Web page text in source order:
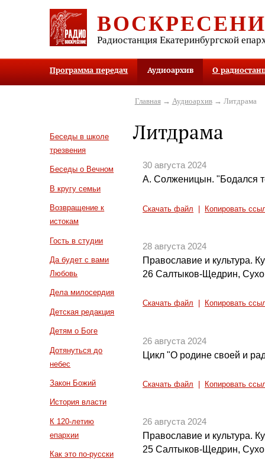
Радиостанция Екатеринбургской
Программа передач Аудиоархив О
Беседы в школе
трезвения
Беседы о Вечном
В кругу семьи
Возвращение к
истокам
Гость в студии
Да будет с вами
Любовь
Дела милосердия
Детская редакция
Детям о Боге
Дотянуться до
небес
Закон Божий
История власти
К 120-летию
епархии
Как это по-русски
Главная→ Аудиоархив→ Литдрама
Литдрама
30 августа 2024
А. Солженицын. "Бодался
Скачать файл Копировать
28 августа 2024
Православие и культура.
26 Салтыков-Щедрин,
Скачать файл Копировать
26 августа 2024
Цикл "О родине своей и
Скачать файл Копировать
26 августа 2024
Православие и культура.
25 Салтыков-Щедрин,